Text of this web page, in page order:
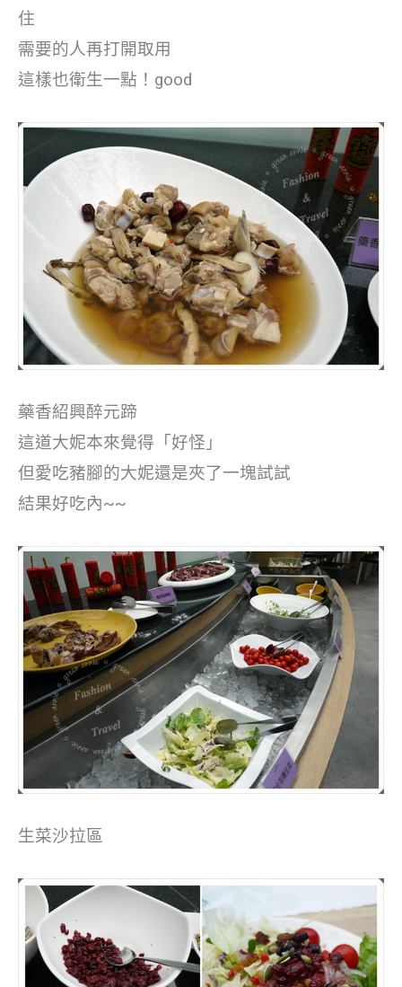
住
需要的人再打開取用
這樣也衛生一點！good
藥香紹興醉元蹄
這道大妮本來覺得「好怪」
但愛吃豬腳的大妮還是夾了一塊試試
結果好吃內~~
生菜沙拉區